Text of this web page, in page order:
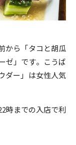
から「タコと胡瓜
ゼ」です。こうば
ダー」は女性人気
時までの入店で利